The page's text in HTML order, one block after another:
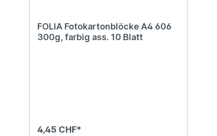
FOLIA Fotokartonblöcke A4 606
300g, farbig ass. 10 Blatt
4,45 CHF*